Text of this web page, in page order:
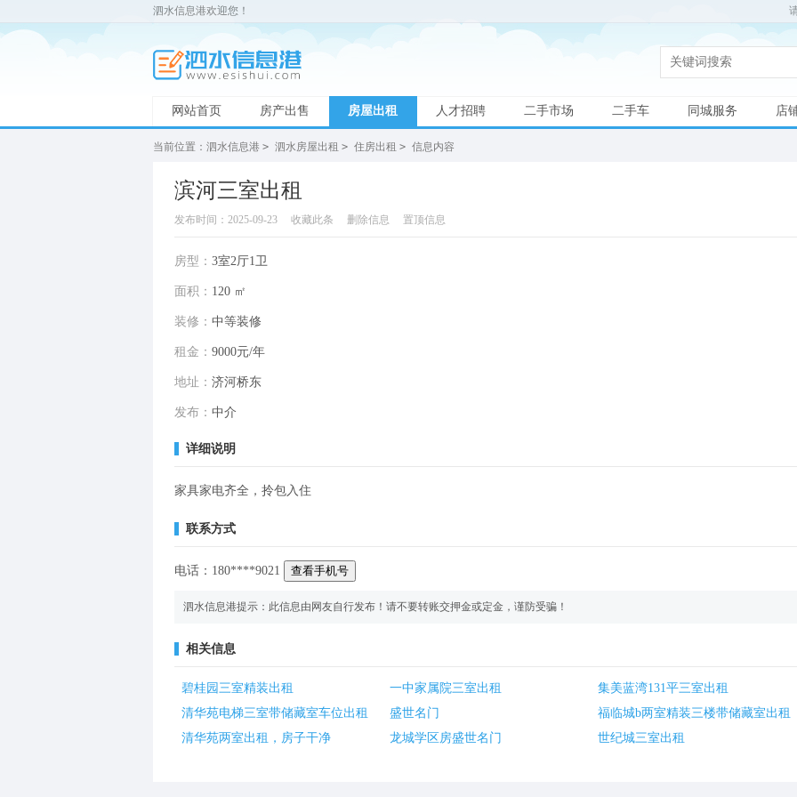
泗水信息港欢迎您！
网站首页 房产出售 房屋出租 人才招聘 二手市场 二手车 同城服务 店
当前位置： 泗水信息港 > 泗水房屋出租 > 住房出租 > 信息内容
滨河三室出租
发布时间：2025-09-23 收藏此条 删除信息 置顶信息
房型： 3室2厅1卫
面积： 120 ㎡
装修： 中等装修
租金： 9000元/年
地址： 济河桥东
发布： 中介
详细说明
家具家电齐全，拎包入住
联系方式
电话： 180****9021 查看手机号
泗水信息港提示：此信息由网友自行发布！请不要转账交押金或定金，谨防受骗！
相关信息
碧桂园三室精装出租 一中家属院三室出租
集美蓝湾131平三室出租
清华苑电梯三室带储藏室车位出租
盛世名门
福临城b两室精装三楼带储藏室出租
清华苑两室出租，房子干净
龙城学区房盛世名门 世纪城三室出租